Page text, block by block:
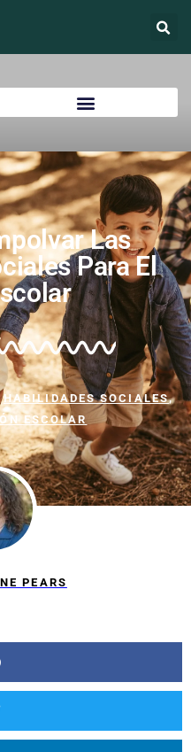
Las
Para El
HABILIDADES SOCIALES,
ESCOLAR
PEARS